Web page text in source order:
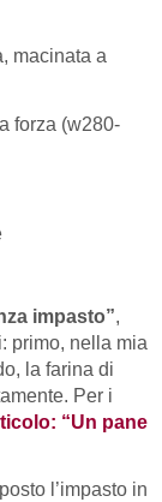
macinata a
forza (w280-
impasto”,
primo, nella mia
la farina di
Per i
“Un pane
l’impasto in